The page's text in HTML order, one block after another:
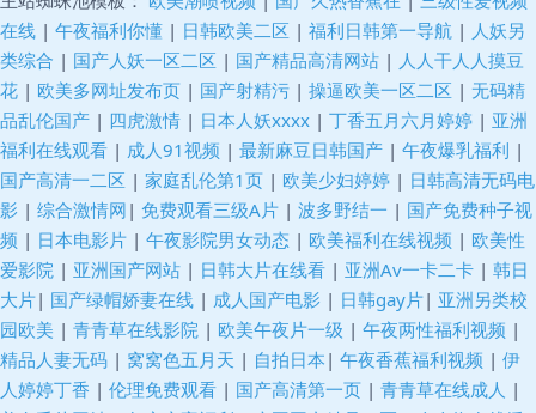
超碰免费在 欧美性交在线 91se白浆 丁香五月花韩国 欧美一二三 91色色网
黄色片大全 色友一区二区三区 91污导航 国产精品25 人人草天天干 久久快播
网 午夜国产传媒在线 俺去也资源站 狠狠干综合影院 日本韩国颜射 亚州素人
区 草草影院日本 极品毛片 色色撸大妈 91pro成人 国产91青青视频 青春草社
区 综合色网导航 大香蕉WWW 精品国产区久久 日本A片在线看 91免费网站
观看 日韩有码视频网 福利视频导航极品 人人操插 91传媒免费入口 豆花性播
AV网 微拍福利地址av 国产黄色自拍网址 在线免费毛片基地 超碰三级 久久伊
在线 | 午夜福利你懂 | 日韩欧美二区 | 福利日韩第一导航 | 人妖另
类综合 | 国产人妖一区二区 | 国产精品高清网站 | 人人干人人摸豆
花 | 欧美多网址发布页 | 国产射精污 | 操逼欧美一区二区 | 无码精
品乱伦国产 | 四虎激情 | 日本人妖xxxx | 丁香五月六月婷婷 | 亚洲
福利在线观看 | 成人91视频 | 最新麻豆日韩国产 | 午夜爆乳福利 |
国产高清一二区 | 家庭乱伦第1页 | 欧美少妇婷婷 | 日韩高清无码电
影 | 综合激情网 | 免费观看三级A片 | 波多野结一 | 国产免费种子视
频 | 日本电影片 | 午夜影院男女动态 | 欧美福利在线视频 | 欧美性
爱影院 | 亚洲国产网站 | 日韩大片在线看 | 亚洲Av一卡二卡 | 韩日
大片| 国产绿帽娇妻在线 | 成人国产电影 | 日韩gay片| 亚洲另类校
园欧美 | 青青草在线影院 | 欧美午夜片一级 | 午夜两性福利视频 |
精品人妻无码 | 窝窝色五月天 | 自拍日本 | 午夜香蕉福利视频 | 伊
人婷婷丁香 | 伦理免费观看 | 国产高清第一页 | 青青草在线成人 |